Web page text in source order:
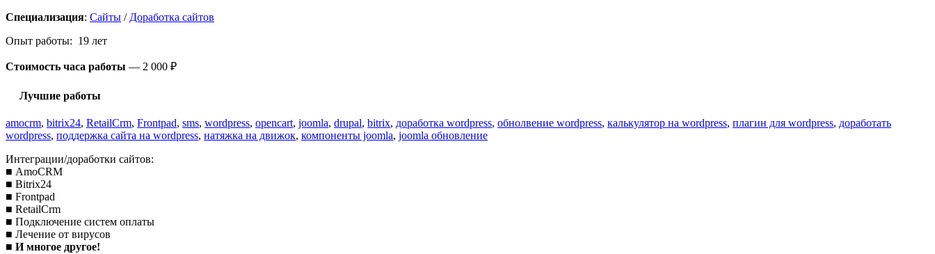
Специализация: Сайты / Доработка сайтов
Опыт работы: 19 лет
Стоимость часа работы — 2 000 ₽
Лучшие работы
amocrm, bitrix24, RetailCrm, Frontpad, sms, wordpress, opencart, joomla, drupal, bitrix, доработка wordpress, обнолвение wordpress, калькулятор на wordpress, плагин для wordpress, доработать
wordpress, поддержка сайта на wordpress, натяжка на движок, компоненты joomla, joomla обновление
Интеграции/доработки сайтов:
■ AmoCRM
■ Bitrix24
■ Frontpad
■ RetailCrm
■ Подключение систем оплаты
■ Лечение от вирусов
■ И многое другое!